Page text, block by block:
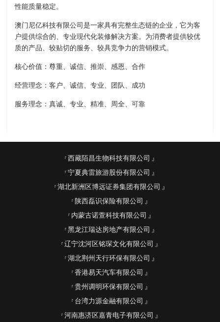
性能质量稳定。
澳门尼亿科技有限公司是一家具有完整生态链的企业，它为客
户提供综合的、专业现代化装修解决方案。为消费者提供较优
质的产品、较贴切的服务、较具竞争力的营销模式。
核心价值：尊重、诚信、推崇、感恩、合作
经营理念：客户、诚信、专业、团队、成功
服务理念：真诚、专业、精准、周全、可靠
西藏陌昌生物科技有限公司
宁夏典雷旅游股份有限公司
湖北新洲区博远证券集团有限公司
陕西磊识保险有限公司
内蒙古诺萱科技有限公司
黑龙江瑞达房地产有限公司
辽宁沈河区铭琛文化有限公司
湖北荆州天行环保有限公司
香港易天汽车有限公司
贵州调明环保有限公司
台湾力源金融有限公司
河南惠济区嘉青电子有限公司